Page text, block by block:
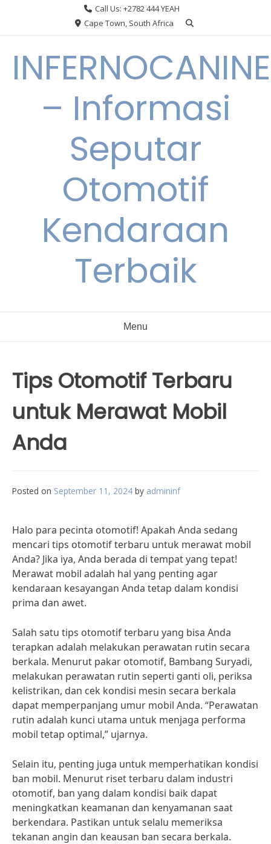
Call Us: +2782 444 YEAH
Cape Town, South Africa
INFERNOCANINE
– Informasi
Seputar
Otomotif
Kendaraan
Terbaik
Menu
Tips Otomotif Terbaru
untuk Merawat Mobil
Anda
Posted on September 11, 2024 by admininf
Halo para pecinta otomotif! Apakah Anda sedang
mencari tips otomotif terbaru untuk merawat mobil
Anda? Jika iya, Anda berada di tempat yang tepat!
Merawat mobil adalah hal yang penting agar
kendaraan kesayangan Anda tetap dalam kondisi
prima dan awet.
Salah satu tips otomotif terbaru yang bisa Anda
terapkan adalah melakukan perawatan rutin secara
berkala. Menurut pakar otomotif, Bambang Suryadi,
melakukan perawatan rutin seperti ganti oli, periksa
kelistrikan, dan cek kondisi mesin secara berkala
dapat memperpanjang umur mobil Anda. “Perawatan
rutin adalah kunci utama untuk menjaga performa
mobil tetap optimal,” ujarnya.
Selain itu, penting juga untuk memperhatikan kondisi
ban mobil. Menurut riset terbaru dalam industri
otomotif, ban yang dalam kondisi baik dapat
meningkatkan keamanan dan kenyamanan saat
berkendara. Pastikan untuk selalu memeriksa
tekanan angin dan keausan ban secara berkala.